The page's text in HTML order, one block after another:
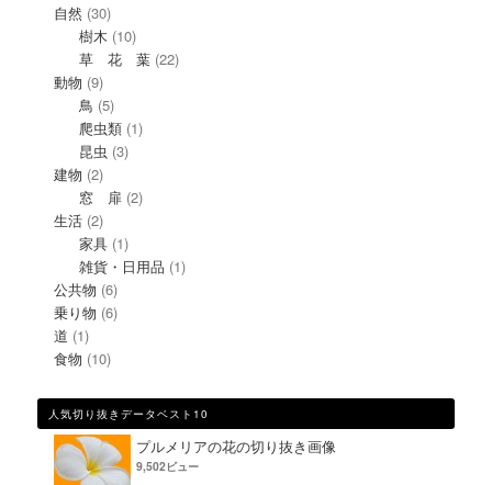
自然 (30)
樹木 (10)
草 花 葉(22)
動物 (9)
鳥 (5)
爬虫類(1)
昆虫 (3)
建物 (2)
窓 扉(2)
生活 (2)
家具(1)
雑貨・日用品 (1)
公共物 (6)
乗り物 (6)
道 (1)
食物 (10)
人気切り抜きデータベスト10
プルメリアの花の切り抜き画像
9,502ビュー